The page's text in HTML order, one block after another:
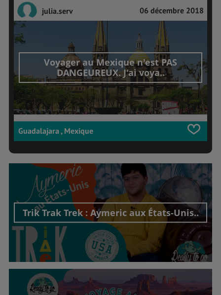
julia.serv 06 décembre 2018
Voyager au Mexique n'est PAS
DANGEUREUX. J'ai voya..
Guadalajara , Mexique
Trik Trak Trek : Aymeric aux États-Unis..
Découvrir cet interview